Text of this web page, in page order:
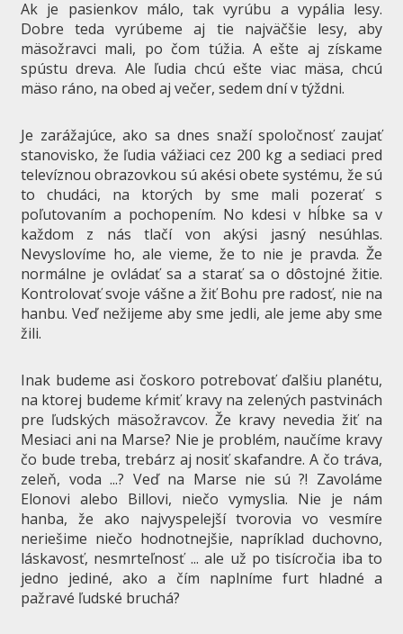
Ak je pasienkov málo, tak vyrúbu a vypália lesy.
Dobre teda vyrúbeme aj tie najväčšie lesy, aby
mäsožravci mali, po čom túžia. A ešte aj získame
spústu dreva. Ale ľudia chcú ešte viac mäsa, chcú
mäso ráno, na obed aj večer, sedem dní v týždni.
Je zarážajúce, ako sa dnes snaží spoločnosť zaujať
stanovisko, že ľudia vážiaci cez 200 kg a sediaci pred
televíznou obrazovkou sú akési obete systému, že sú
to chudáci, na ktorých by sme mali pozerať s
poľutovaním a pochopením. No kdesi v hĺbke sa v
každom z nás tlačí von akýsi jasný nesúhlas.
Nevyslovíme ho, ale vieme, že to nie je pravda. Že
normálne je ovládať sa a starať sa o dôstojné žitie.
Kontrolovať svoje vášne a žiť Bohu pre radosť, nie na
hanbu. Veď nežijeme aby sme jedli, ale jeme aby sme
žili.
Inak budeme asi čoskoro potrebovať ďalšiu planétu,
na ktorej budeme kŕmiť kravy na zelených pastvinách
pre ľudských mäsožravcov. Že kravy nevedia žiť na
Mesiaci ani na Marse? Nie je problém, naučíme kravy
čo bude treba, trebárz aj nosiť skafandre. A čo tráva,
zeleň, voda ...? Veď na Marse nie sú ?! Zavoláme
Elonovi alebo Billovi, niečo vymyslia. Nie je nám
hanba, že ako najvyspelejší tvorovia vo vesmíre
neriešime niečo hodnotnejšie, napríklad duchovno,
láskavosť, nesmrteľnosť ... ale už po tisícročia iba to
jedno jediné, ako a čím naplníme furt hladné a
pažravé ľudské bruchá?